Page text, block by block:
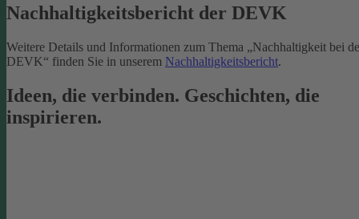
Nachhaltigkeitsbericht der DEVK
Weitere Details und Informationen zum Thema „Nachhaltigkeit bei
DEVK“ finden Sie in unserem Nachhaltigkeitsbericht.
Ideen, die verbinden. Geschichten, die
inspirieren.